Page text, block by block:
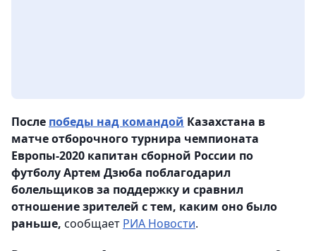
После победы над командой Казахстана в
матче отборочного турнира чемпионата
Европы-2020 капитан сборной России по
футболу Артем Дзюба поблагодарил
болельщиков за поддержку и сравнил
отношение зрителей с тем, каким оно было
раньше, сообщает РИА Новости.